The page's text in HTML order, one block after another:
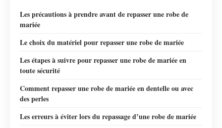
Les précautions à prendre avant de repasser une robe de
mariée
Le choix du matériel pour repasser une robe de mariée
Les étapes à suivre pour repasser une robe de mariée en
toute sécurité
Comment repasser une robe de mariée en dentelle ou avec
des perles
Les erreurs à éviter lors du repassage d’une robe de mariée